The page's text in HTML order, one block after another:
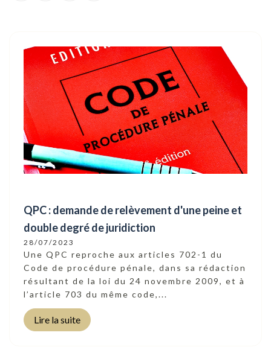
QPC : demande de relèvement d'une peine et
double degré de juridiction
28/07/2023
Une QPC reproche aux articles 702-1 du
Code de procédure pénale, dans sa rédaction
résultant de la loi du 24 novembre 2009, et à
l’article 703 du même code,...
Lire la suite